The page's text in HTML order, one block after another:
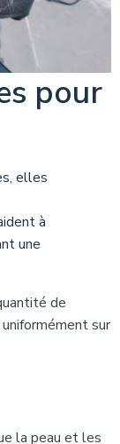
pour
elles
à
une
de
sur
la peau et les